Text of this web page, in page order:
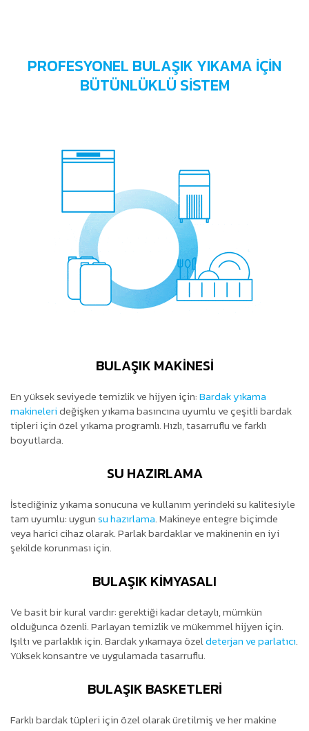
PROFESYONEL BULAŞIK YIKAMA İÇİN
BÜTÜNLÜKLÜ SİSTEM
BULAŞIK MAKİNESİ
En yüksek seviyede temizlik ve hijyen için:Bardak yıkama
makinelerideğişken yıkama basıncına uyumlu ve çeşitli bardak
tipleri için özel yıkama programlı. Hızlı, tasarruflu ve farklı
boyutlarda.
SU HAZIRLAMA
İstediğiniz yıkama sonucuna ve kullanım yerindeki su kalitesiyle
tam uyumlu: uygunsu hazırlama. Makineye entegre biçimde
veya harici cihaz olarak. Parlak bardaklar ve makinenin en iyi
şekilde korunması için.
BULAŞIK KİMYASALI
Ve basit bir kural vardır: gerektiği kadar detaylı, mümkün
olduğunca özenli. Parlayan temizlik ve mükemmel hijyen için.
Işıltı ve parlaklık için. Bardak yıkamaya özeldeterjan ve parlatıcı.
Yüksek konsantre ve uygulamada tasarruflu.
BULAŞIK BASKETLERİ
Farklı bardak tüpleri için özel olarak üretilmiş ve her makine